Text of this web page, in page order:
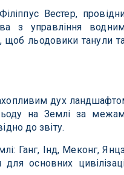
Вестер,
з управління
щоб льодовики танули
дух
на Землі за
до звіту.
Ганг, Інд, Меконг,
основних